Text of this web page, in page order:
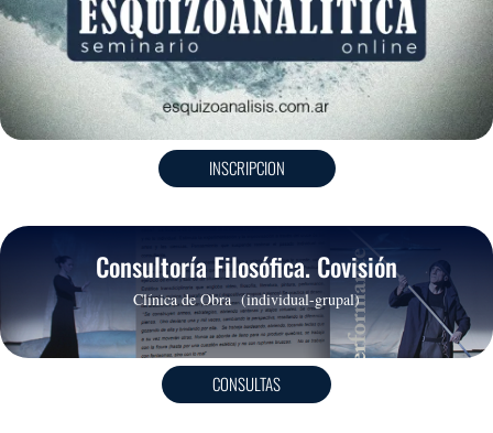
INSCRIPCION
Consultoría Filosófica. Covisión
Clínica de Obra (individual-grupal)
CONSULTAS